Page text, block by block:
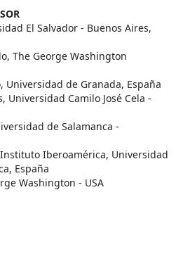
El Salvador - Buenos Aires,
The George Washington
Universidad de Granada, España
Universidad Camilo José Cela -
de Salamanca -
Iberoamérica, Universidad
España
Washington - USA